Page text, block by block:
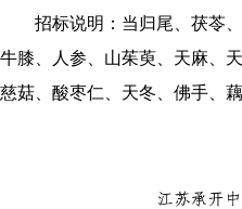
招标说明：当归尾、茯苓
牛膝、人参、山茱萸、天麻、
慈菇、酸枣仁、天冬、佛手、